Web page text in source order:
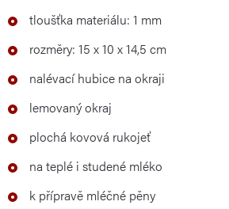
tloušťka materiálu: 1 mm
rozměry: 15 x 10 x 14,5 cm
nalévací hubice na okraji
lemovaný okraj
plochá kovová rukojeť
na teplé i studené mléko
k přípravě mléčné pěny